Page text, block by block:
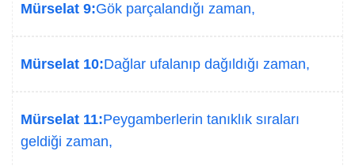
Mürselat 9:Gök parçalandığı zaman,
Mürselat 10:Dağlar ufalanıp dağıldığı zaman,
Mürselat 11:Peygamberlerin tanıklık sıraları
geldiği zaman,